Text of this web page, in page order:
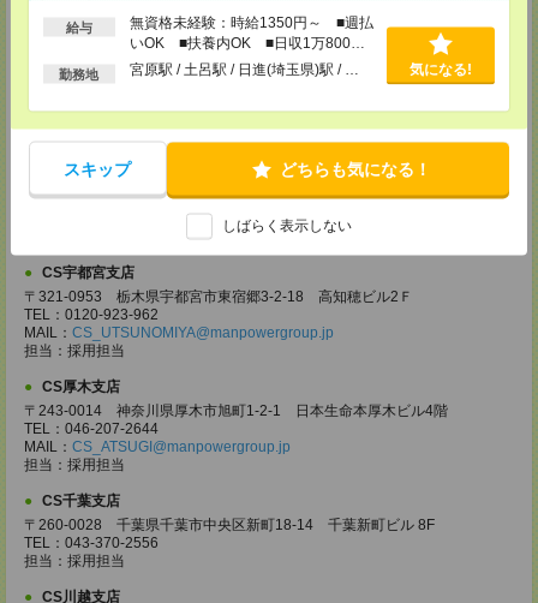
給与
無資格未経験：時給1350円～ ■週払
いOK ■扶養内OK ■日収1万800円
以上
勤務地 宮原駅 / 土呂駅 / 日進(埼玉県)駅 / … 気になる!
スキップ どちらも気になる！
しばらく表示しない
CS大宮支店
〒330-0854 埼玉県さいたま市大宮区桜木町 1-10-16 シーノ大宮ノース
ウイング 9階
TEL：0120-769-355
CS高崎支店
〒370-0831 群馬県高崎市あら町167 高崎第一生命ビルディング11Ｆ
TEL：027-320-6558
CS_TAKASAKI@manpowergroup.jp
CS宇都宮支店
〒321-0953 栃木県宇都宮市東宿郷3-2-18 高知穂ビル2Ｆ
TEL：0120-923-962
MAIL： CS_UTSUNOMIYA@manpowergroup.jp
担当：採用担当
CS厚木支店
〒243-0014 神奈川県厚木市旭町1-2-1 日本生命本厚木ビル4階
TEL：046-207-2644
MAIL： CS_ATSUGI@manpowergroup.jp
担当：採用担当
CS千葉支店
〒260-0028 千葉県千葉市中央区新町18-14 千葉新町ビル 8F
TEL：043-370-2556
担当：採用担当
CS川越支店